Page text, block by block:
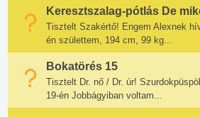
Keresztszalag-pótlás De
Tisztelt Szakértő! Engem Alexnek
én születtem, 194 cm, 99 kg...
Bokatörés 15
Tisztelt Dr. nő / Dr. úr!
19-én Jobbágyiban voltam...